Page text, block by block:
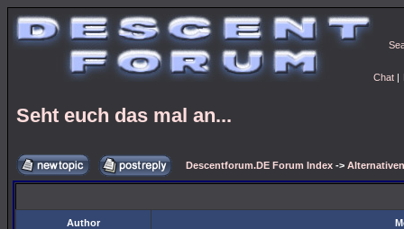
Chat |
Seht euch das mal an...
Descentforum.DE Forum Index ->
Author